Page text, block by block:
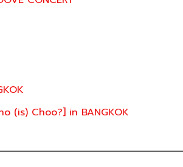
(is) Choo?] in BANGKOK